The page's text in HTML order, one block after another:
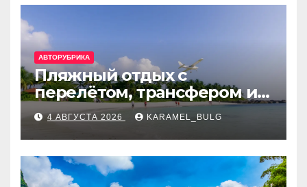
АВТОРУБРИКА
Пляжный отдых с
перелётом, трансфером и
отелем на Мальдивах, в
Турции, Греции, Таиланде
и Европе
4 АВГУСТА 2026 KARAMEL_BULG